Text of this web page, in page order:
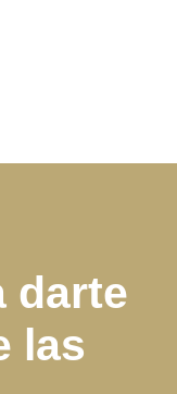
darte
las